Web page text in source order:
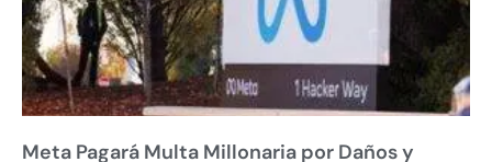
Meta Pagará Multa Millonaria por Daños y